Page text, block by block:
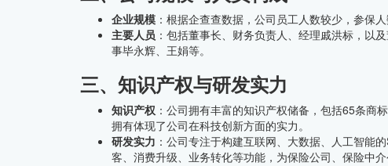
企业规模 ：根据企查查数据，公司员工人数较少，参保
主要人员 ：包括董事长、财务负责人、经理戚洪标，以
事毕永辉、王娟等。
三、知识产权与研发实力
知识产权 ：公司拥有丰富的知识产权储备，包括65条商
拥有体现了公司在科技创新方面的实力。
研发实力 ：公司专注于构建互联网、大数据、人工智能
客、消费升级、业务转化等功能，为保险公司、保险中